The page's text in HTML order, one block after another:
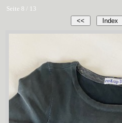
Seite 8 / 13